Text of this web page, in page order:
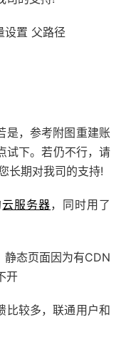
设置 父路径
是，参考附图重建账
试下。若仍不行，请
长期对我司的支持!
云服务器，同时用了
静态页面因为有CDN
开
比较多，联通用户和